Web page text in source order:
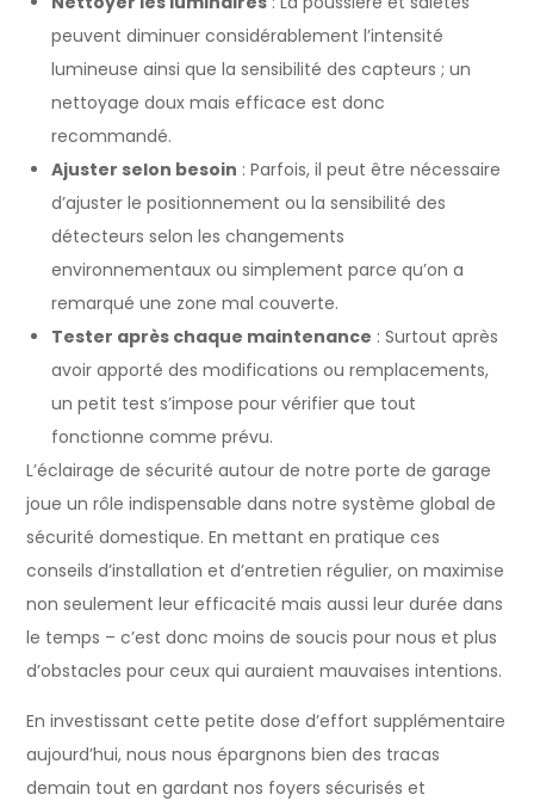
peuvent diminuer considérablement l’intensité
lumineuse ainsi que la sensibilité des capteurs ; un
nettoyage doux mais efficace est donc
recommandé.
Ajuster selon besoin : Parfois, il peut être nécessaire
d’ajuster le positionnement ou la sensibilité des
détecteurs selon les changements
environnementaux ou simplement parce qu’on a
remarqué une zone mal couverte.
Tester après chaque maintenance : Surtout après
avoir apporté des modifications ou remplacements,
un petit test s’impose pour vérifier que tout
fonctionne comme prévu.
L’éclairage de sécurité autour de notre porte de garage
joue un rôle indispensable dans notre système global de
sécurité domestique. En mettant en pratique ces
conseils d’installation et d’entretien régulier, on maximise
non seulement leur efficacité mais aussi leur durée dans
le temps – c’est donc moins de soucis pour nous et plus
d’obstacles pour ceux qui auraient mauvaises intentions.
En investissant cette petite dose d’effort supplémentaire
aujourd’hui, nous nous épargnons bien des tracas
demain tout en gardant nos foyers sécurisés et